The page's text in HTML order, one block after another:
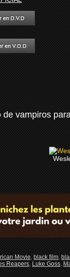
vampiros
Movie,black film,
Reapers,Luke Goss,